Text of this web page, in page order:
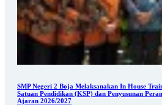
SMP Negeri 2 Boja Melaksanakan In House
Satuan Pendidikan (KSP) dan Penyusunan
Ajaran 2026/2027